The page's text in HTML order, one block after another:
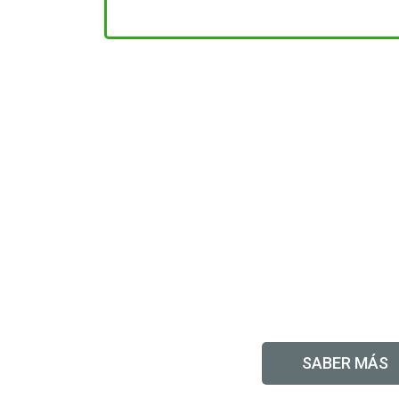
SABER MÁS